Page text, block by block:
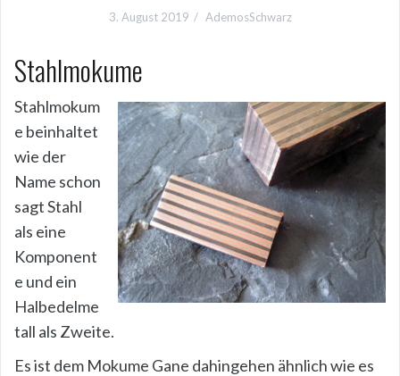
3. August 2019 AdemosSchwarz
Stahlmokume
Stahlmokum
e beinhaltet
wie der
Name schon
sagt Stahl
als eine
Komponent
e und ein
Halbedelme
tall als Zweite.
Es ist dem Mokume Gane dahingehen ähnlich wie es